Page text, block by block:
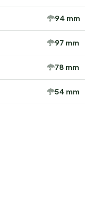
94 mm
97 mm
78 mm
54 mm